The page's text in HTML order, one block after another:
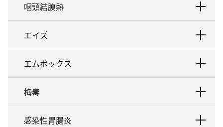
咽頭結膜熱
エイズ
エムポックス
梅毒
感染性胃腸炎